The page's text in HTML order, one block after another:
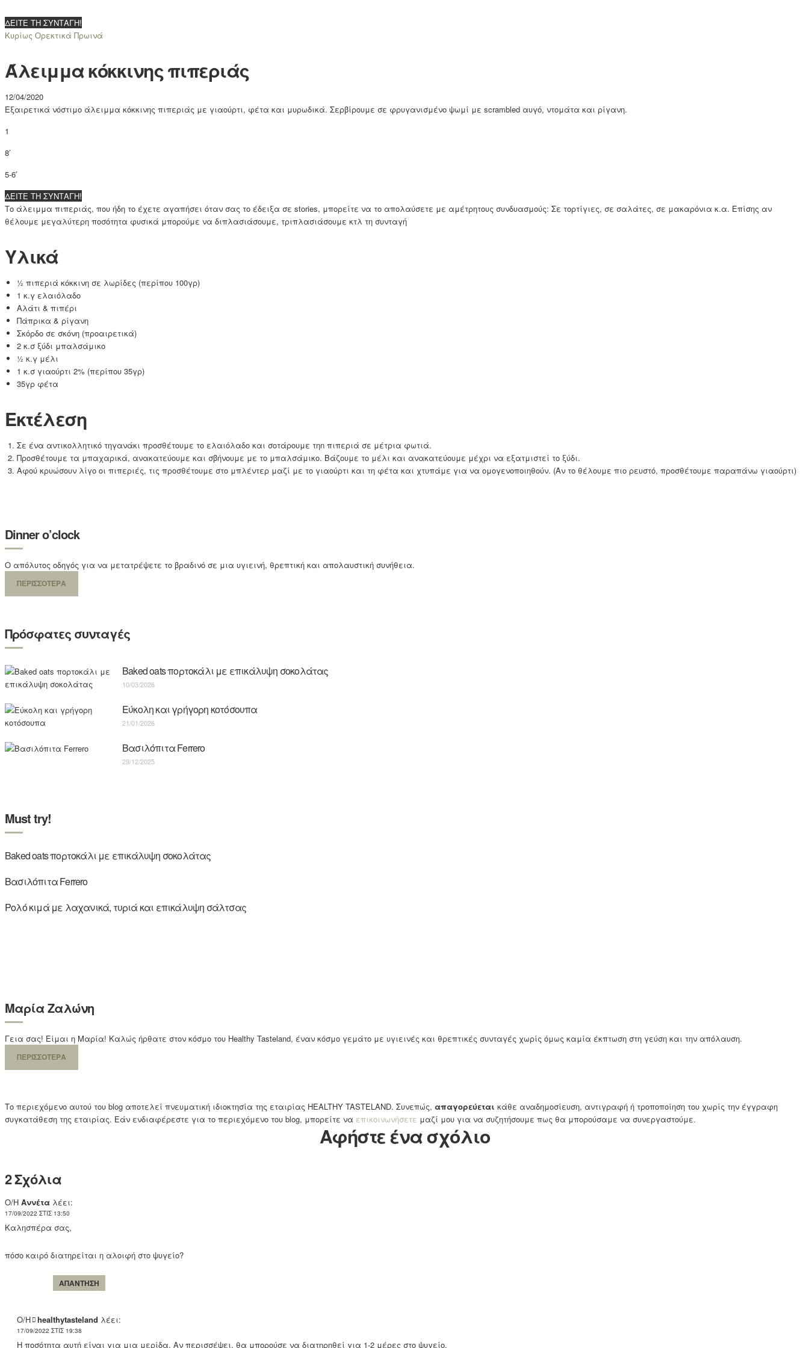
ΔΕΙΤΕ ΤΗ ΣΥΝΤΑΓΗ!
Κυρίως Ορεκτικά Πρωινά
Άλειμμα κόκκινης πιπεριάς
12/04/2020
Εξαιρετικά νόστιμο άλειμμα κόκκινης πιπεριάς με γιαούρτι, φέτα και μυρωδικά. Σερβίρουμε σε φρυγανισμένο ψωμί με scrambled αυγό, ντομάτα και ρίγανη.
1
8′
5-6′
ΔΕΙΤΕ ΤΗ ΣΥΝΤΑΓΗ!
Το άλειμμα πιπεριάς, που ήδη το έχετε αγαπήσει όταν σας το έδειξα σε stories, μπορείτε να το απολαύσετε με αμέτρητους συνδυασμούς: Σε τορτίγιες, σε σαλάτες, σε μακαρόνια κ.α. Επίσης αν
θέλουμε μεγαλύτερη ποσότητα φυσικά μπορούμε να διπλασιάσουμε, τριπλασιάσουμε κτλ τη συνταγή
Υλικά
½ πιπεριά κόκκινη σε λωρίδες (περίπου 100γρ)
1 κ.γ ελαιόλαδο
Αλάτι & πιπέρι
Πάπρικα & ρίγανη
Σκόρδο σε σκόνη (προαιρετικά)
2 κ.σ ξύδι μπαλσάμικο
½ κ.γ μέλι
1 κ.σ γιαούρτι 2% (περίπου 35γρ)
35γρ φέτα
Εκτέλεση
Σε ένα αντικολλητικό τηγανάκι προσθέτουμε το ελαιόλαδο και σοτάρουμε τηn πιπεριά σε μέτρια φωτιά.
Προσθέτουμε τα μπαχαρικά, ανακατεύουμε και σβήνουμε με το μπαλσάμικο. Βάζουμε το μέλι και ανακατεύουμε μέχρι να εξατμιστεί το ξύδι.
Αφού κρυώσουν λίγο οι πιπεριές, τις προσθέτουμε στο μπλέντερ μαζί με το γιαούρτι και τη φέτα και χτυπάμε για να ομογενοποιηθούν. (Αν το θέλουμε πιο ρευστό, προσθέτουμε παραπάνω γιαούρτι)
Dinner o’clock
Ο απόλυτος οδηγός για να μετατρέψετε το βραδινό σε μια υγιεινή, θρεπτική και απολαυστική συνήθεια.
ΠΕΡΙΣΣΟΤΕΡΑ
Πρόσφατες συνταγές
Baked oats πορτοκάλι με επικάλυψη σοκολάτας
10/03/2026
Εύκολη και γρήγορη κοτόσουπα
21/01/2026
Βασιλόπιτα Ferrero
29/12/2025
Must try!
Baked oats πορτοκάλι με επικάλυψη σοκολάτας
Βασιλόπιτα Ferrero
Ρολό κιμά με λαχανικά, τυριά και επικάλυψη σάλτσας
Μαρία Ζαλώνη
Γεια σας! Είμαι η Μαρία! Καλώς ήρθατε στον κόσμο του Healthy Tasteland, έναν κόσμο γεμάτο με υγιεινές και θρεπτικές συνταγές χωρίς όμως καμία έκπτωση στη γεύση και την απόλαυση.
ΠΕΡΙΣΣΟΤΕΡΑ
Το περιεχόμενο αυτού του blog αποτελεί πνευματική ιδιοκτησία της εταιρίας HEALTHY TASTELAND. Συνεπώς, απαγορεύεται κάθε αναδημοσίευση, αντιγραφή ή τροποποίηση του χωρίς την έγγραφη
συγκατάθεση της εταιρίας. Εάν ενδιαφέρεστε για το περιεχόμενο του blog, μπορείτε να επικοινωνήσετε μαζί μου για να συζητήσουμε πως θα μπορούσαμε να συνεργαστούμε.
Αφήστε ένα σχόλιο
2 Σχόλια
Ο/Η Αννέτα λέει:
17/09/2022 ΣΤΙΣ 13:50
Καλησπέρα σας,
πόσο καιρό διατηρείται η αλοιφή στο ψυγείο?
ΑΠΆΝΤΗΣΗ
Ο/Η healthytasteland λέει:
17/09/2022 ΣΤΙΣ 19:38
Η ποσότητα αυτή είναι για μια μερίδα. Αν περισσέψει, θα μπορούσε να διατηρηθεί για 1-2 μέρες στο ψυγείο.